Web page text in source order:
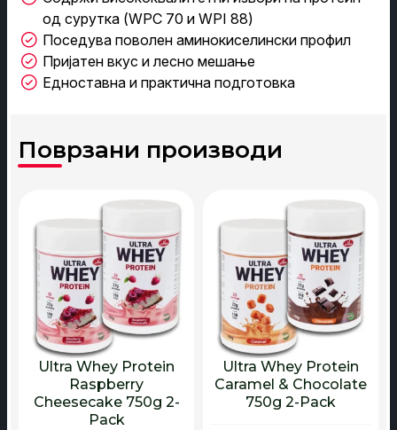
од сурутка (WPC 70 и WPI 88)
Поседува поволен аминокиселински профил
Пријатен вкус и лесно мешање
Едноставна и практична подготовка
Ultra Whey Protein
Raspberry
Cheesecake 750g 2-
Pack
Ultra Whey Protein
Caramel & Chocolate
750g 2-Pack